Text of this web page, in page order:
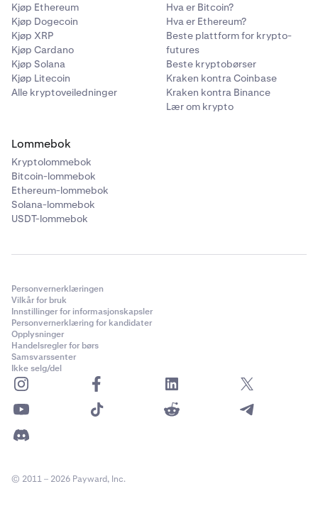
Kjøp Ethereum
Kjøp Dogecoin
Kjøp XRP
Kjøp Cardano
Kjøp Solana
Kjøp Litecoin
Alle kryptoveiledninger
Hva er Bitcoin?
Hva er Ethereum?
Beste plattform for krypto-
futures
Beste kryptobørser
Kraken kontra Coinbase
Kraken kontra Binance
Lær om krypto
Lommebok
Kryptolommebok
Bitcoin-lommebok
Ethereum-lommebok
Solana-lommebok
USDT-lommebok
Personvernerklæringen
Vilkår for bruk
Innstillinger for informasjonskapsler
Personvernerklæring for kandidater
Opplysninger
Handelsregler for børs
Samsvarssenter
Ikke selg/del
© 2011 – 2026 Payward, Inc.